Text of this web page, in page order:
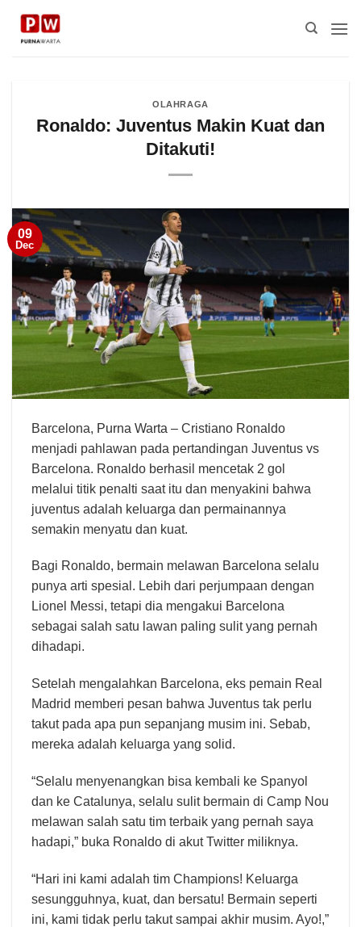
OLAHRAGA
Ronaldo: Juventus Makin Kuat dan
Ditakuti!
09
Dec
Barcelona, Purna Warta – Cristiano Ronaldo
menjadi pahlawan pada pertandingan Juventus vs
Barcelona. Ronaldo berhasil mencetak 2 gol
melalui titik penalti saat itu dan menyakini bahwa
juventus adalah keluarga dan permainannya
semakin menyatu dan kuat.
Bagi Ronaldo, bermain melawan Barcelona selalu
punya arti spesial. Lebih dari perjumpaan dengan
Lionel Messi, tetapi dia mengakui Barcelona
sebagai salah satu lawan paling sulit yang pernah
dihadapi.
Setelah mengalahkan Barcelona, eks pemain Real
Madrid memberi pesan bahwa Juventus tak perlu
takut pada apa pun sepanjang musim ini. Sebab,
mereka adalah keluarga yang solid.
“Selalu menyenangkan bisa kembali ke Spanyol
dan ke Catalunya, selalu sulit bermain di Camp Nou
melawan salah satu tim terbaik yang pernah saya
hadapi,” buka Ronaldo di akut Twitter miliknya.
“Hari ini kami adalah tim Champions! Keluarga
sesungguhnya, kuat, dan bersatu! Bermain seperti
ini, kami tidak perlu takut sampai akhir musim. Ayo!,”